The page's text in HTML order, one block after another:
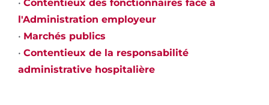
• Contentieux des fonctionnaires face à
l'Administration employeur
• Marchés publics
• Contentieux de la responsabilité
administrative hospitalière